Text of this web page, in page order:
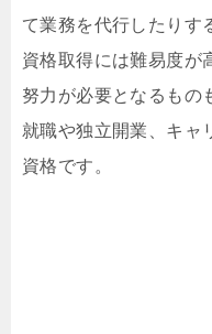
て業務を代行したりす
資格取得には難易度が
努力が必要となるもの
就職や独立開業、キャ
資格です。